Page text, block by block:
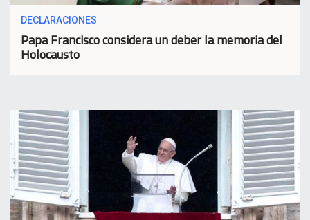
DECLARACIONES
Papa Francisco considera un deber la memoria del
Holocausto